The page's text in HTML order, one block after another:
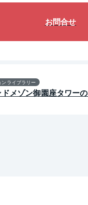
お問合せ
ンライブラリー
メゾン御園座タワー